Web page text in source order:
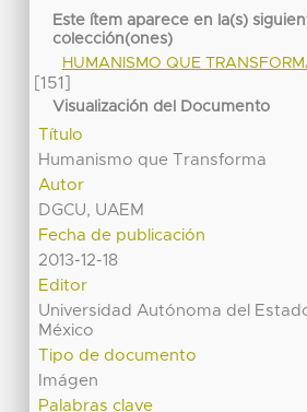
Este ítem aparece en la(s)
colección(ones)
HUMANISMO QUE
[151]
Visualización del Documento
Título
Humanismo que Transforma
Autor
DGCU, UAEM
Fecha de publicación
2013-12-18
Editor
Universidad Autónoma del
México
Tipo de documento
Imágen
Palabras clave